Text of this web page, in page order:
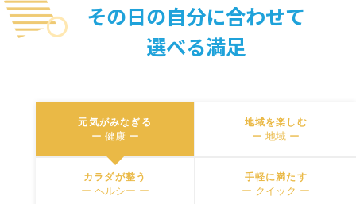
その日の自分に合わせて
選べる満足
元気がみなぎる
ー 健康 ー
地域を楽しむ
ー 地域 ー
カラダが整う
ー ヘルシー ー
手軽に満たす
ー クイック ー